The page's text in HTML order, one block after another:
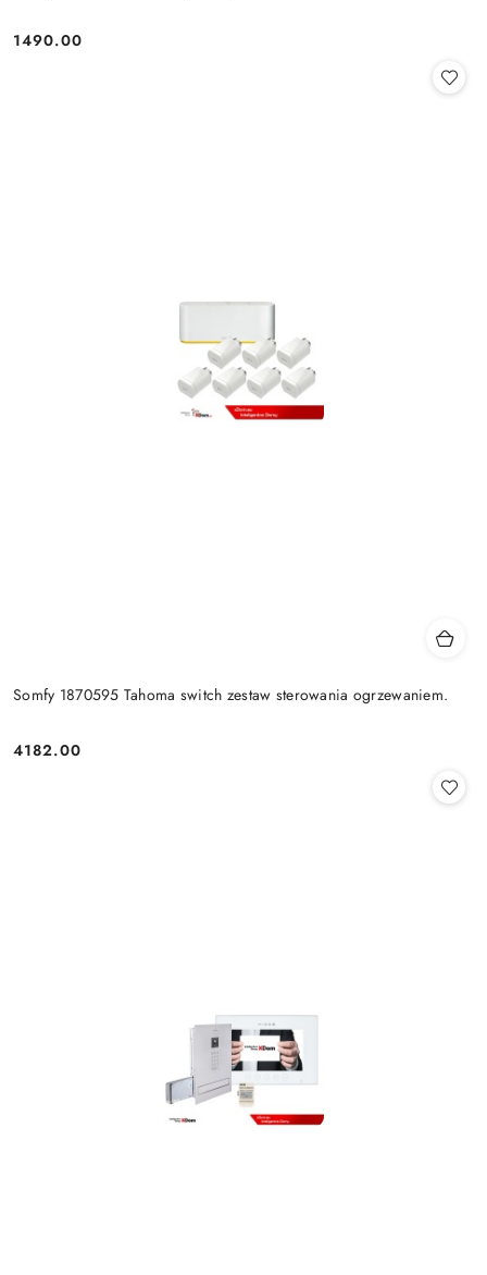
Cena:
1490.00
Somfy 1870595 Tahoma switch zestaw sterowania ogrzewaniem.
Cena:
4182.00